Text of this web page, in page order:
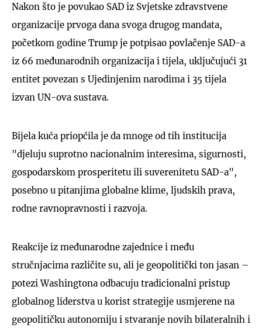
Nakon što je povukao SAD iz Svjetske zdravstvene
organizacije prvoga dana svoga drugog mandata,
početkom godine Trump je potpisao povlačenje SAD-a
iz 66 međunarodnih organizacija i tijela, uključujući 31
entitet povezan s Ujedinjenim narodima i 35 tijela
izvan UN-ova sustava.
Bijela kuća priopćila je da mnoge od tih institucija
"djeluju suprotno nacionalnim interesima, sigurnosti,
gospodarskom prosperitetu ili suverenitetu SAD-a",
posebno u pitanjima globalne klime, ljudskih prava,
rodne ravnopravnosti i razvoja.
Reakcije iz međunarodne zajednice i među
stručnjacima različite su, ali je geopolitički ton jasan –
potezi Washingtona odbacuju tradicionalni pristup
globalnog liderstva u korist strategije usmjerene na
geopolitičku autonomiju i stvaranje novih bilateralnih i